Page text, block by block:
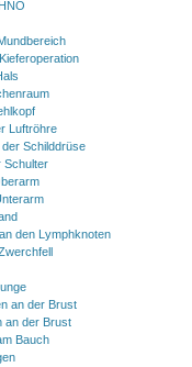
Luftröhre
Schilddrüse
Schulter
den Lymphknoten
an der Brust
an der Brust
Bauch